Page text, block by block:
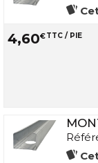
4,60€TTC / PIE